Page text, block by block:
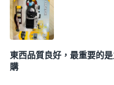
東西品質良好，最重要的
購